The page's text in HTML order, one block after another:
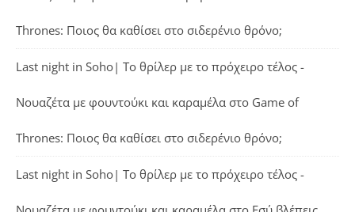
Thrones: Ποιος θα καθίσει στο σιδερένιο θρόνο;
Last night in Soho| Το θρίλερ με το πρόχειρο τέλος -
Νουαζέτα με φουντούκι και καραμέλα στο Game of
Thrones: Ποιος θα καθίσει στο σιδερένιο θρόνο;
Last night in Soho| Το θρίλερ με το πρόχειρο τέλος -